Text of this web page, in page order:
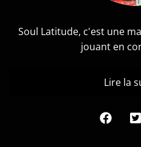
Soul Latitude, c'est une
jouant en
Lire la